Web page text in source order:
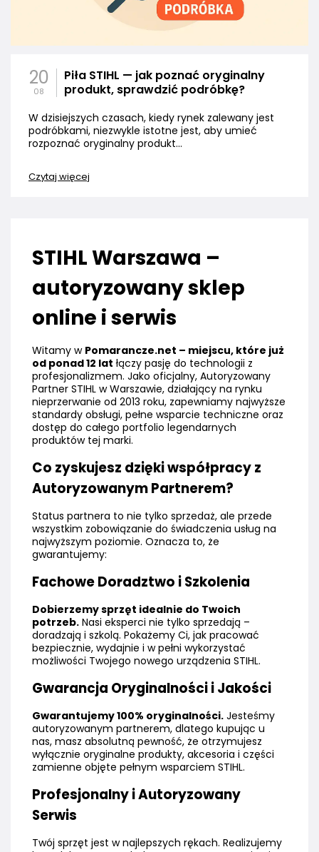
20
08
Piła STIHL — jak poznać oryginalny
produkt, sprawdzić podróbkę?
W dzisiejszych czasach, kiedy rynek zalewany jest
podróbkami, niezwykle istotne jest, aby umieć
rozpoznać oryginalny produkt...
Czytaj więcej
STIHL Warszawa –
autoryzowany sklep
online i serwis
Witamy w Pomarancze.net – miejscu, które już
od ponad 12 lat łączy pasję do technologii z
profesjonalizmem. Jako oficjalny, Autoryzowany
Partner STIHL w Warszawie, działający na rynku
nieprzerwanie od 2013 roku, zapewniamy najwyższe
standardy obsługi, pełne wsparcie techniczne oraz
dostęp do całego portfolio legendarnych
produktów tej marki.
Co zyskujesz dzięki współpracy z
Autoryzowanym Partnerem?
Status partnera to nie tylko sprzedaż, ale przede
wszystkim zobowiązanie do świadczenia usług na
najwyższym poziomie. Oznacza to, że
gwarantujemy:
Fachowe Doradztwo i Szkolenia
Dobierzemy sprzęt idealnie do Twoich
potrzeb. Nasi eksperci nie tylko sprzedają –
doradzają i szkolą. Pokażemy Ci, jak pracować
bezpiecznie, wydajnie i w pełni wykorzystać
możliwości Twojego nowego urządzenia STIHL.
Gwarancja Oryginalności i Jakości
Gwarantujemy 100% oryginalności. Jesteśmy
autoryzowanym partnerem, dlatego kupując u
nas, masz absolutną pewność, że otrzymujesz
wyłącznie oryginalne produkty, akcesoria i części
zamienne objęte pełnym wsparciem STIHL.
Profesjonalny i Autoryzowany
Serwis
Twój sprzęt jest w najlepszych rękach. Realizujemy